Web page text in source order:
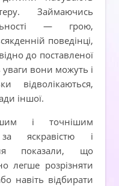
Займаючись
— грою,
поведінці,
до поставленої
уваги вони можуть і
відволікаються,
іншої.
і точнішим
яскравістю і
показали, що
легше розрізняти
навіть відбирати